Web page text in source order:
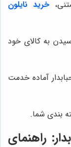
خرید نایلون
به کالای خود
آماده خدمت
بندی شما.
راهنمای